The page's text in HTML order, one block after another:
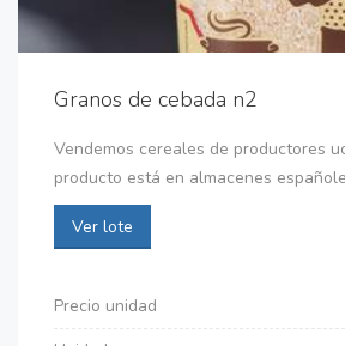
Granos de cebada n2
Vendemos cereales de productores
producto está en almacenes
Ver lote
Precio unidad